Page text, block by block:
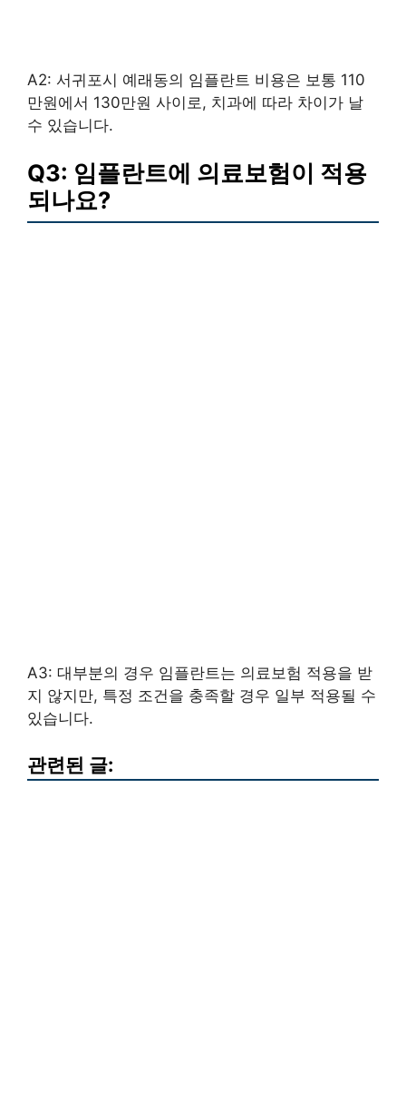
A2: 서귀포시 예래동의 임플란트 비용은 보통 110
만원에서 130만원 사이로, 치과에 따라 차이가 날
수 있습니다.
Q3: 임플란트에 의료보험이 적용
되나요?
A3: 대부분의 경우 임플란트는 의료보험 적용을 받
지 않지만, 특정 조건을 충족할 경우 일부 적용될 수
있습니다.
관련된 글: